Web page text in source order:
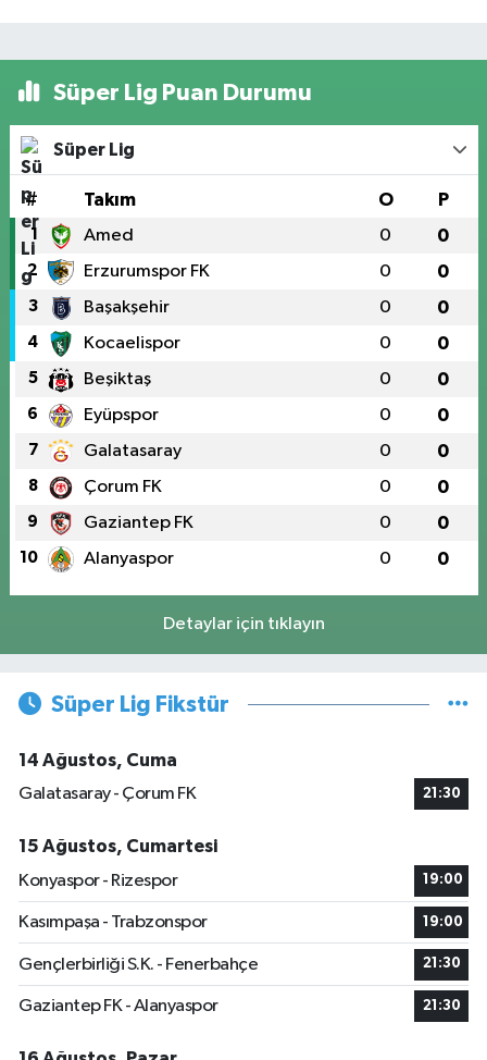
Süper Lig Puan Durumu
Süper Lig
# Takım O P
1 Amed 0 0
2 Erzurumspor FK 0 0
3 Başakşehir 0 0
4 Kocaelispor 0 0
5 Beşiktaş 0 0
6 Eyüpspor 0 0
7 Galatasaray 0 0
8 Çorum FK 0 0
9 Gaziantep FK 0 0
10 Alanyaspor 0 0
Detaylar için tıklayın
Süper Lig Fikstür
14 Ağustos, Cuma
Galatasaray - Çorum FK
21:30
15 Ağustos, Cumartesi
Konyaspor - Rizespor
19:00
Kasımpaşa - Trabzonspor 19:00
Gençlerbirliği S.K. - Fenerbahçe 21:30
Gaziantep FK - Alanyaspor 21:30